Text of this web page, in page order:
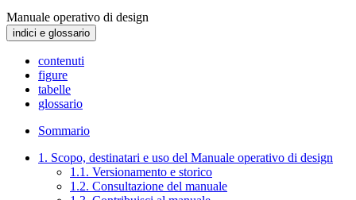
Manuale operativo di design
indici e glossario
contenuti
figure
tabelle
glossario
Sommario
1. Scopo, destinatari e uso del Manuale operativo di design
1.1. Versionamento e storico
1.2. Consultazione del manuale